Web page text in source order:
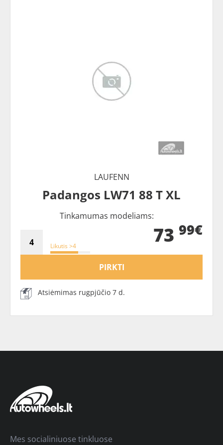
LAUFENN
Padangos LW71 88 T XL
Tinkamumas modeliams:
Likutis >4 73 99€
PIRKTI
Atsiėmimas rugpjūčio 7 d.
Mes socialiniuose tinkluose